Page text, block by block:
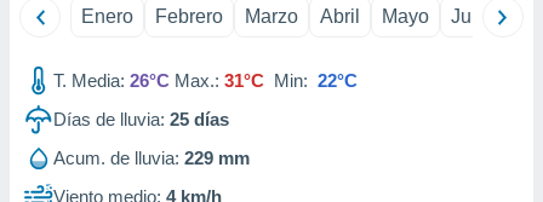
un
o acceder
datos
perfiles
Enero Febrero Marzo Abril Mayo Junio
T. Media: 26°C Max.: 31°C Min: 22°C
Días de lluvia: 25 días
Acum. de lluvia: 229 mm
Viento medio: 4 km/h